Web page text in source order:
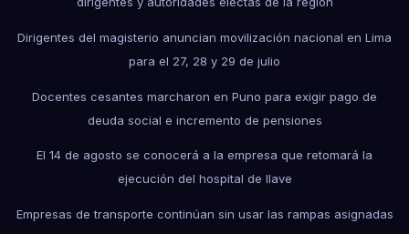
Dirigentes del magisterio anuncian movilización nacional en Lima
para el 27, 28 y 29 de julio
Docentes cesantes marcharon en Puno para exigir pago de
deuda social e incremento de pensiones
El 14 de agosto se conocerá a la empresa que retomará la
ejecución del hospital de Ilave
Empresas de transporte continúan sin usar las rampas asignadas